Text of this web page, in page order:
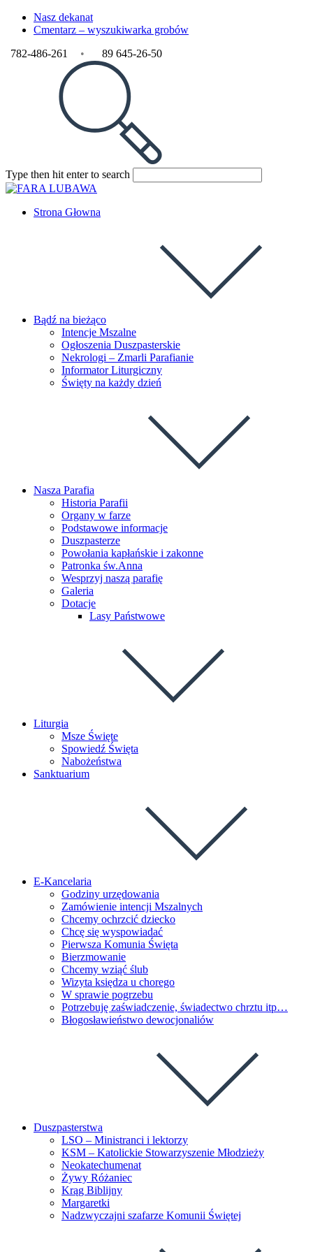
Skip
Nasz dekanat
Cmentarz – wyszukiwarka grobów
782-486-261
• 89 645-26-50
Search
this
Type then hit enter to search
Escape
panel.
Strona Głowna
Bądź na bieżąco
Intencje Mszalne
Ogłoszenia Duszpasterskie
Nekrologi – Zmarli Parafianie
Informator Liturgiczny
Święty na każdy dzień
Nasza Parafia
Historia Parafii
Organy w farze
Podstawowe informacje
Duszpasterze
Powołania kapłańskie i zakonne
Patronka św.Anna
Wesprzyj naszą parafię
Galeria
Dotacje
Lasy Państwowe
Liturgia
Msze Święte
Spowiedź Święta
Nabożeństwa
Sanktuarium
E-Kancelaria
Godziny urzędowania
Zamówienie intencji Mszalnych
Chcemy ochrzcić dziecko
Chcę się wyspowiadać
Pierwsza Komunia Święta
Bierzmowanie
Chcemy wziąć ślub
Wizyta księdza u chorego
W sprawie pogrzebu
Potrzebuję zaświadczenie, świadectwo chrztu itp…
Błogosławieństwo dewocjonaliów
Duszpasterstwa
LSO – Ministranci i lektorzy
KSM – Katolickie Stowarzyszenie Młodzieży
Neokatechumenat
Żywy Różaniec
Krąg Biblijny
Margaretki
Nadzwyczajni szafarze Komunii Świętej